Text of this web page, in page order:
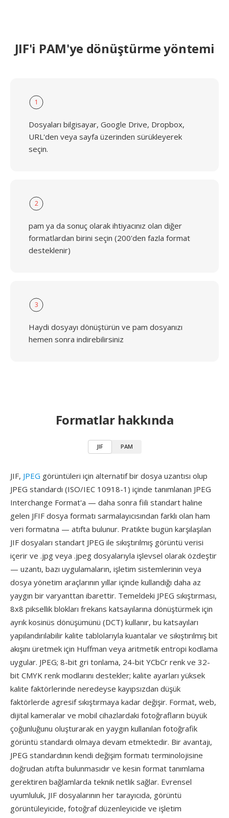
JIF'i PAM'ye dönüştürme yöntemi
1
Dosyaları bilgisayar, Google Drive, Dropbox,
URL'den veya sayfa üzerinden sürükleyerek
seçin.
2
pam ya da sonuç olarak ihtiyacınız olan diğer
formatlardan birini seçin (200'den fazla format
desteklenir)
3
Haydi dosyayı dönüştürün ve pam dosyanızı
hemen sonra indirebilirsiniz
Formatlar hakkında
JIF PAM
JIF, JPEG görüntüleri için alternatif bir dosya uzantısı olup
JPEG standardı (ISO/IEC 10918-1) içinde tanımlanan JPEG
Interchange Format'a — daha sonra fiili standart haline
gelen JFIF dosya formatı sarmalayıcısından farklı olan ham
veri formatına — atıfta bulunur. Pratikte bugün karşılaşılan
JIF dosyaları standart JPEG ile sıkıştırılmış görüntü verisi
içerir ve .jpg veya .jpeg dosyalarıyla işlevsel olarak özdeştir
— uzantı, bazı uygulamaların, işletim sistemlerinin veya
dosya yönetim araçlarının yıllar içinde kullandığı daha az
yaygın bir varyanttan ibarettir. Temeldeki JPEG sıkıştırması,
8x8 piksellik blokları frekans katsayılarına dönüştürmek için
ayrık kosinüs dönüşümünü (DCT) kullanır, bu katsayıları
yapılandırılabilir kalite tablolarıyla kuantalar ve sıkıştırılmış bit
akışını üretmek için Huffman veya aritmetik entropi kodlama
uygular. JPEG; 8-bit gri tonlama, 24-bit YCbCr renk ve 32-
bit CMYK renk modlarını destekler; kalite ayarları yüksek
kalite faktörlerinde neredeyse kayıpsızdan düşük
faktörlerde agresif sıkıştırmaya kadar değişir. Format, web,
dijital kameralar ve mobil cihazlardaki fotoğrafların büyük
çoğunluğunu oluşturarak en yaygın kullanılan fotoğrafik
görüntü standardı olmaya devam etmektedir. Bir avantajı,
JPEG standardının kendi değişim formatı terminolojisine
doğrudan atıfta bulunmasıdır ve kesin format tanımlama
gerektiren bağlamlarda teknik netlik sağlar. Evrensel
uyumluluk, JIF dosyalarının her tarayıcıda, görüntü
görüntüleyicide, fotoğraf düzenleyicide ve işletim